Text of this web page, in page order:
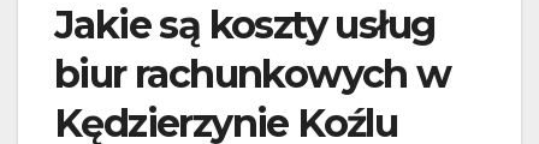
Jakie są koszty usług
biur rachunkowych w
Kędzierzynie Koźlu